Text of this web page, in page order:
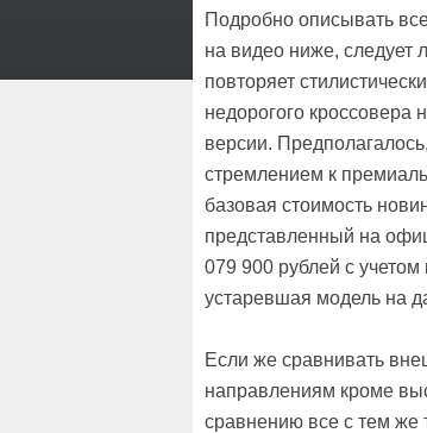
Подробно описывать
на видео ниже, следует
повторяет
недорогого
версии.
стремлением к
базовая стоимость
представленный на
079 900 рублей с
устаревшая модель на
Если же сравнивать
направлениям кроме
сравнению все с тем же